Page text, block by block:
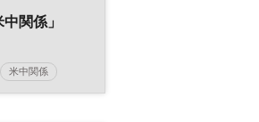
関係」
米中関係